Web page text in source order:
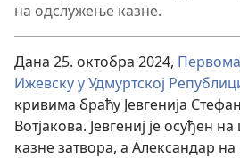
на одслужење казне.
Дана 25. октобра 2024,
Ижевску у Удмуртској
кривима браћу Јевгенија
Вотјакова. Јевгениј је осуђен
казне затвора, а Александар